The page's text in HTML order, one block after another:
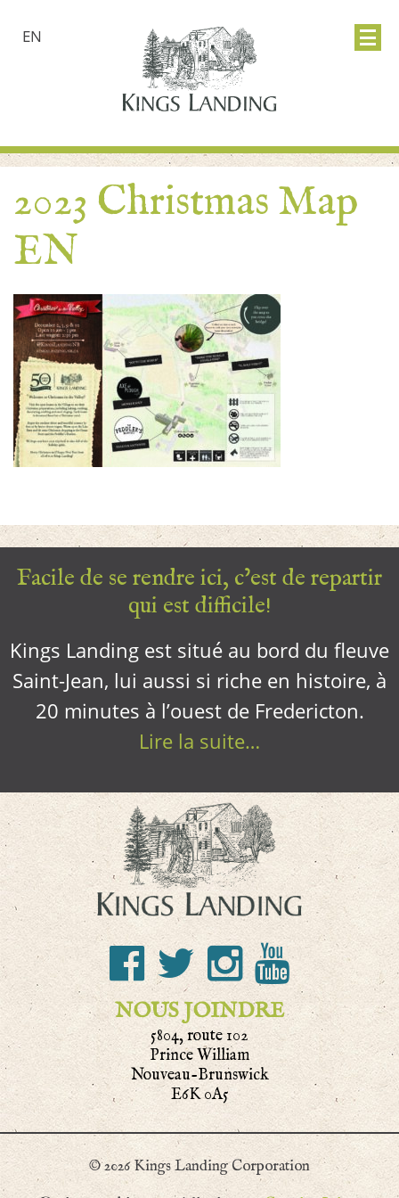
EN
2023 Christmas Map
EN
Facile de se rendre ici, c’est de repartir
qui est difficile!
Kings Landing est situé au bord du fleuve
Saint-Jean, lui aussi si riche en histoire, à
20 minutes à l’ouest de Fredericton.
Lire la suite…
NOUS JOINDRE
5804, route 102
Prince William
Nouveau-Brunswick
E6K 0A5
© 2026 Kings Landing Corporation